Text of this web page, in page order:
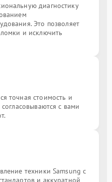
диагностику
Это позволяет
и исключить
точная стоимость и
с вами
техники Samsung с
и аккуратной